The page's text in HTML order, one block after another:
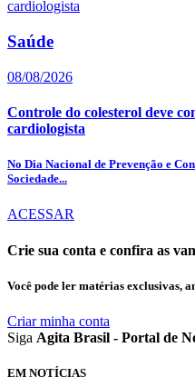
Saúde
08/08/2026
Controle do colesterol deve
cardiologista
No Dia Nacional de Prevenção e
Sociedade...
ACESSAR
Crie sua conta e confira as
Você pode ler matérias exclusivas,
Criar minha conta
Siga Agita Brasil - Portal de
EM NOTÍCIAS